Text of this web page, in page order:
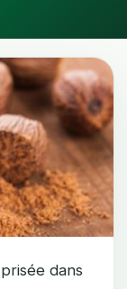
dans